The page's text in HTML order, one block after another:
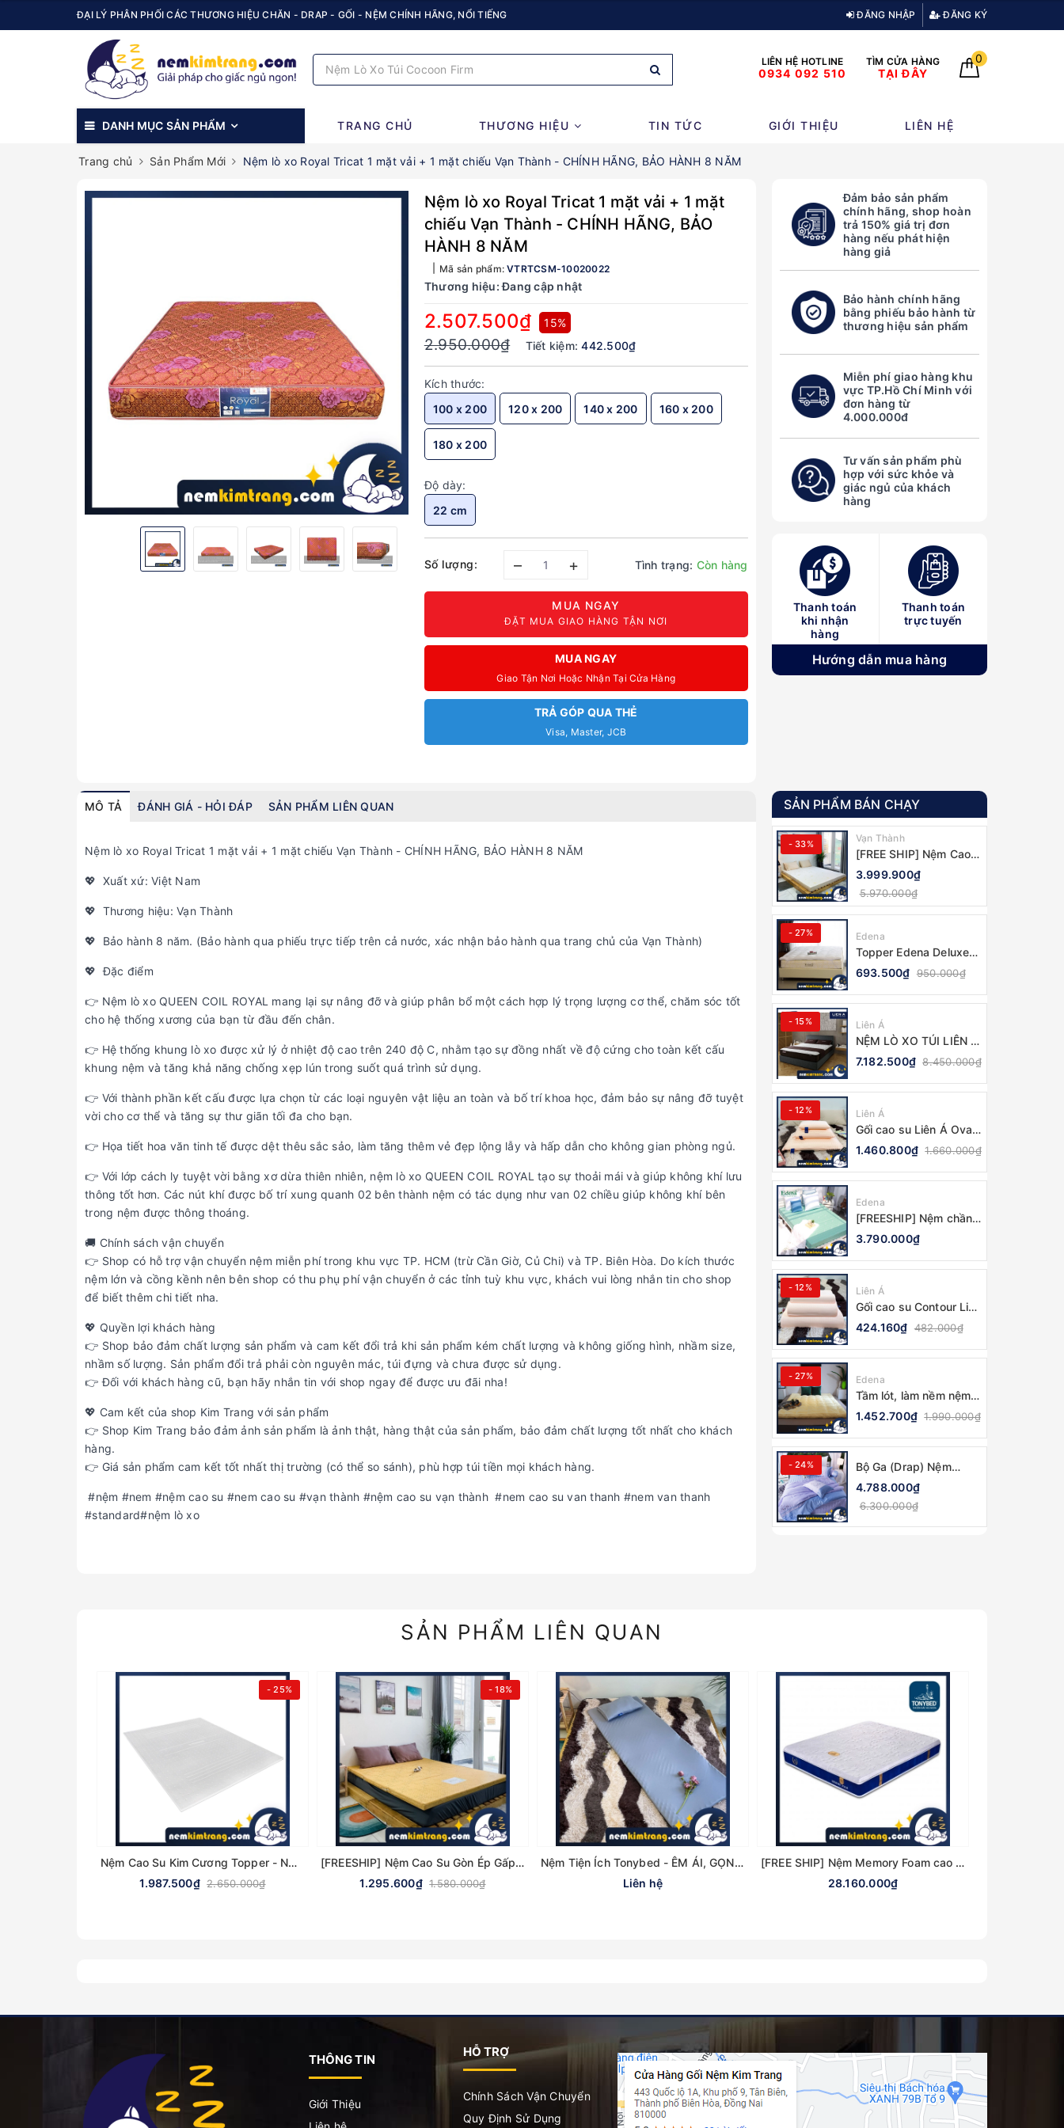
ĐẠI LÝ PHÂN PHỐI CÁC THƯƠNG HIỆU CHĂN - DRAP - GỐI - NỆM CHÍNH HÃNG, NỔI TIẾNG ĐĂNG NHẬP ĐĂNG KÝ
LIÊN HỆ HOTLINE
0934 092 510
TÌM CỬA HÀNG
TẠI ĐÂY
0
DANH MỤC SẢN PHẨM TRANG CHỦ THƯƠNG HIỆU TIN TỨC GIỚI THIỆU LIÊN HỆ
Trang chủ Sản Phẩm Mới Nệm lò xo Royal Tricat 1 mặt vải + 1 mặt chiếu Vạn Thành - CHÍNH HÃNG, BẢO HÀNH 8 NĂM
Nệm lò xo Royal Tricat 1 mặt vải + 1 mặt
chiếu Vạn Thành - CHÍNH HÃNG, BẢO
HÀNH 8 NĂM
Mã sản phẩm: VTRTCSM-10020022
Thương hiệu:Đang cập nhật
2.507.500₫ 15%
2.950.000₫ Tiết kiệm:442.500₫
Kích thước:
100 x 200
120 x 200 140 x 200 160 x 200
180 x 200
Độ dày:
22 cm
Số lượng: – + Tình trạng: Còn hàng
MUA NGAY
ĐẶT MUA GIAO HÀNG TẬN NƠI
MUA NGAY
Giao Tận Nơi Hoặc Nhận Tại Cửa Hàng
TRẢ GÓP QUA THẺ
Visa, Master, JCB
Đảm bảo sản phẩm
chính hãng, shop hoàn
trả 150% giá trị đơn
hàng nếu phát hiện
hàng giả
Bảo hành chính hãng
bằng phiếu bảo hành từ
thương hiệu sản phẩm
Miễn phí giao hàng khu
vực TP.Hồ Chí Minh với
đơn hàng từ
4.000.000đ
Tư vấn sản phẩm phù
hợp với sức khỏe và
giác ngủ của khách
hàng
Thanh toán
khi nhận
hàng
Thanh toán
trực tuyến
Hướng dẫn mua hàng
MÔ TẢ ĐÁNH GIÁ - HỎI ĐÁP SẢN PHẨM LIÊN QUAN
Nệm lò xo Royal Tricat 1 mặt vải + 1 mặt chiếu Vạn Thành - CHÍNH HÃNG, BẢO HÀNH 8 NĂM
💖 Xuất xứ: Việt Nam
💖 Thương hiệu: Vạn Thành
💖 Bảo hành 8 năm. (Bảo hành qua phiếu trực tiếp trên cả nước, xác nhận bảo hành qua trang chủ của Vạn Thành)
💖 Đặc điểm
👉 Nệm lò xo QUEEN COIL ROYAL mang lại sự nâng đỡ và giúp phân bổ một cách hợp lý trọng lượng cơ thể, chăm sóc tốt
cho hệ thống xương của bạn từ đầu đến chân.
👉 Hệ thống khung lò xo được xử lý ở nhiệt độ cao trên 240 độ C, nhằm tạo sự đồng nhất về độ cứng cho toàn kết cấu
khung nệm và tăng khả năng chống xẹp lún trong suốt quá trình sử dụng.
👉 Với thành phần kết cấu được lựa chọn từ các loại nguyên vật liệu an toàn và bố trí khoa học, đảm bảo sự nâng đỡ tuyệt
vời cho cơ thể và tăng sự thư giãn tối đa cho bạn.
👉 Họa tiết hoa văn tinh tế được dệt thêu sắc sảo, làm tăng thêm vẻ đẹp lộng lẫy và hấp dẫn cho không gian phòng ngủ.
👉 Với lớp cách ly tuyệt vời bằng xơ dừa thiên nhiên, nệm lò xo QUEEN COIL ROYAL tạo sự thoải mái và giúp không khí lưu
thông tốt hơn. Các nút khí được bố trí xung quanh 02 bên thành nệm có tác dụng như van 02 chiều giúp không khí bên
trong nệm được thông thoáng.
🚚 Chính sách vận chuyển
👉 Shop có hỗ trợ vận chuyển nệm miễn phí trong khu vực TP. HCM (trừ Cần Giờ, Củ Chi) và TP. Biên Hòa. Do kích thước
nệm lớn và cồng kềnh nên bên shop có thu phụ phí vận chuyển ở các tỉnh tuỳ khu vực, khách vui lòng nhắn tin cho shop
để biết thêm chi tiết nha.
💖 Quyền lợi khách hàng
👉 Shop bảo đảm chất lượng sản phẩm và cam kết đổi trả khi sản phẩm kém chất lượng và không giống hình, nhầm size,
nhầm số lượng. Sản phẩm đổi trả phải còn nguyên mác, túi đựng và chưa được sử dụng.
👉 Đối với khách hàng cũ, bạn hãy nhắn tin với shop ngay để được ưu đãi nha!
💖 Cam kết của shop Kim Trang với sản phẩm
👉 Shop Kim Trang bảo đảm ảnh sản phẩm là ảnh thật, hàng thật của sản phẩm, bảo đảm chất lượng tốt nhất cho khách
hàng.
👉 Giá sản phẩm cam kết tốt nhất thị trường (có thể so sánh), phù hợp túi tiền mọi khách hàng.
#nệm #nem #nệm cao su #nem cao su #vạn thành #nệm cao su vạn thành #nem cao su van thanh #nem van thanh
#standard#nệm lò xo
SẢN PHẨM BÁN CHẠY
- 33% Vạn Thành
[FREE SHIP] Nệm Cao
Su Vạn Thành Standard
- CHÍNH HÃNG, BẢO
HÀNH 12 NĂM
3.999.900₫
5.970.000₫
- 27% Edena
Topper Edena Deluxe
tấm làm mềm nệm, lót
nệm - CHÍNH HÃNG
693.500₫ 950.000₫
- 15% Liên Á
NỆM LÒ XO TÚI LIÊN Á
COCOON 2.0 FIRM -
CHÍNH HÃNG, BẢO
HÀNH 10 NĂM
7.182.500₫ 8.450.000₫
- 12% Liên Á
Gối cao su Liên Á Oval
(Nhiều kích thước) -
CHÍNH HÃNG
1.460.800₫ 1.660.000₫
Edena
[FREESHIP] Nệm chần
gòn Edena - CHÍNH
HÃNG, BẢO HÀNH 5
NĂM
3.790.000₫
- 12% Liên Á
Gối cao su Contour Liên
Á (nhiều kích thước) -
100% CHÍNH HÃNG
424.160₫ 482.000₫
- 27% Edena
Tầm lót, làm nềm nệm
Topper Edena Hoàng
Gia - CHÍNH HÃNG,
MỀM MẠI
1.452.700₫ 1.990.000₫
- 24%
Bộ Ga (Drap) Nệm
Tencel Edena Mẫu 738
- CHÍNH HÃNG, CAO
CẤP
4.788.000₫
6.300.000₫
SẢN PHẨM LIÊN QUAN
- 25%
Nệm Cao Su Kim Cương Topper - NHIỀU KÍCH THƯỚC, CHÍNH HÃNG
1.987.500₫ 2.650.000₫
- 18%
[FREESHIP] Nệm Cao Su Gòn Ép Gấp 3 Ultra Care Vạn Thành - CHÍNH HÃNG, BẢO HÀNH 5 NĂM
1.295.600₫ 1.580.000₫
Nệm Tiện Ích Tonybed - ÊM ÁI, GỌN GÀNG
Liên hệ
[FREE SHIP] Nệm Memory Foam cao cấp Tonybed - CHÍNH HÃNG, BẢO HÀNH 20 NĂM
28.160.000₫
THÔNG TIN
Giới Thiệu
HỖ TRỢ
Chính Sách Vận Chuyển
Quy Định Sử Dụng